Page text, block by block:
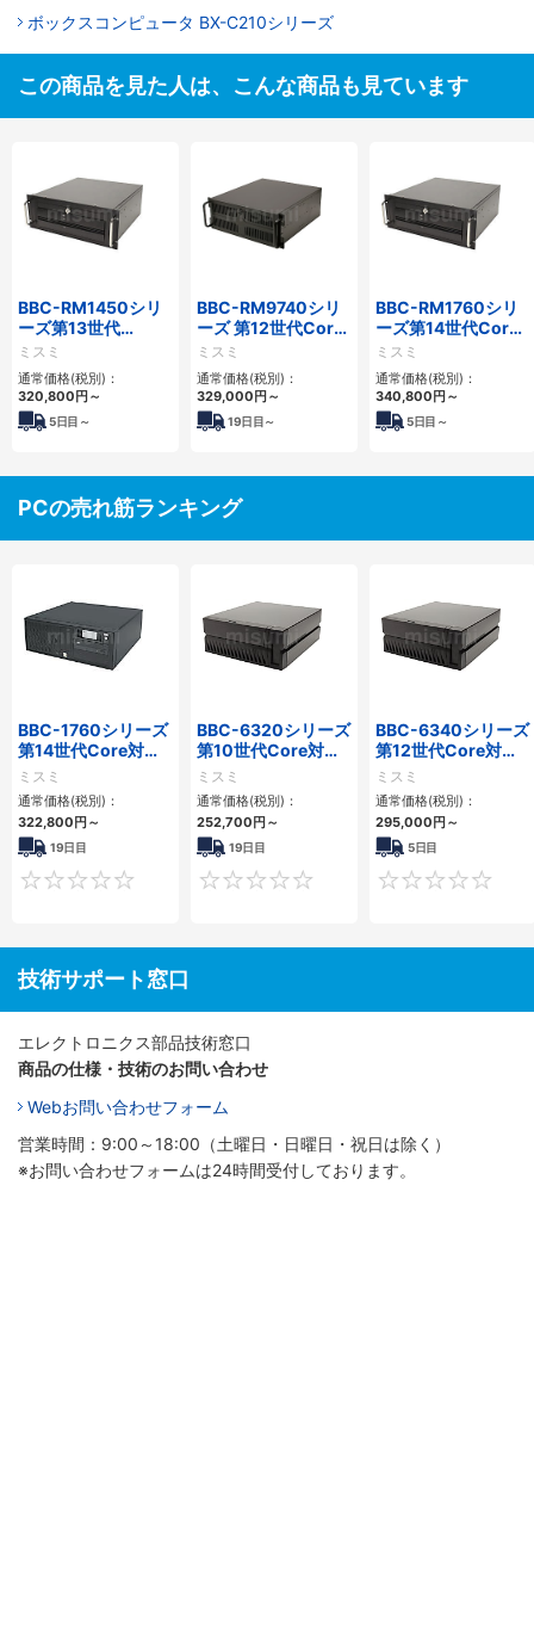
ボックスコンピュータ BX-C210シリーズ
この商品を見た人は、こんな商品も見ています
BBC-RM1450シリ
ーズ第13世代
Core・12世代
Celeron対応ラック
マウント4PCIe
ミスミ
通常価格(税別)：
320,800円～
5日目～
BBC-RM9740シリ
ーズ 第12世代Core
対応ラックマウント
FAPC4PCI・3PCIe
ミスミ
通常価格(税別)：
329,000円～
19日目～
BBC-RM1760シリ
ーズ第14世代Core
対応ラックマウント
3PCIe
ミスミ
通常価格(税別)：
340,800円～
5日目～
PCの売れ筋ランキング
BBC-1760シリーズ
第14世代Core対応
小型フロアマウント
3PCIe
ミスミ
通常価格(税別)：
322,800円～
19日目
0
BBC-6320シリーズ
第10世代Core対応
小型フロアマウント
FAPC 2PCI・2PCIe
ミスミ
通常価格(税別)：
252,700円～
19日目
0
BBC-6340シリーズ
第12世代Core対応
小型フロアマウント
PC2PCI/2PCIe
ミスミ
通常価格(税別)：
295,000円～
5日目
技術サポート窓口
エレクトロニクス部品技術窓口
商品の仕様・技術のお問い合わせ
Webお問い合わせフォーム
営業時間：9:00～18:00（土曜日・日曜日・祝日は除く）
※お問い合わせフォームは24時間受付しております。